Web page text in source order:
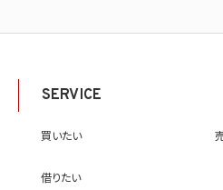
(7) ①KWブランドのライセンサー（以下「KWライ
ため。なお、KWエージェントとは、KW加盟店の
(8) 当社サービスを介して販売等が行われる物件
(9) 雇用管理及び社内手続のため（役職員の個
SERVICE
買いたい
借りたい